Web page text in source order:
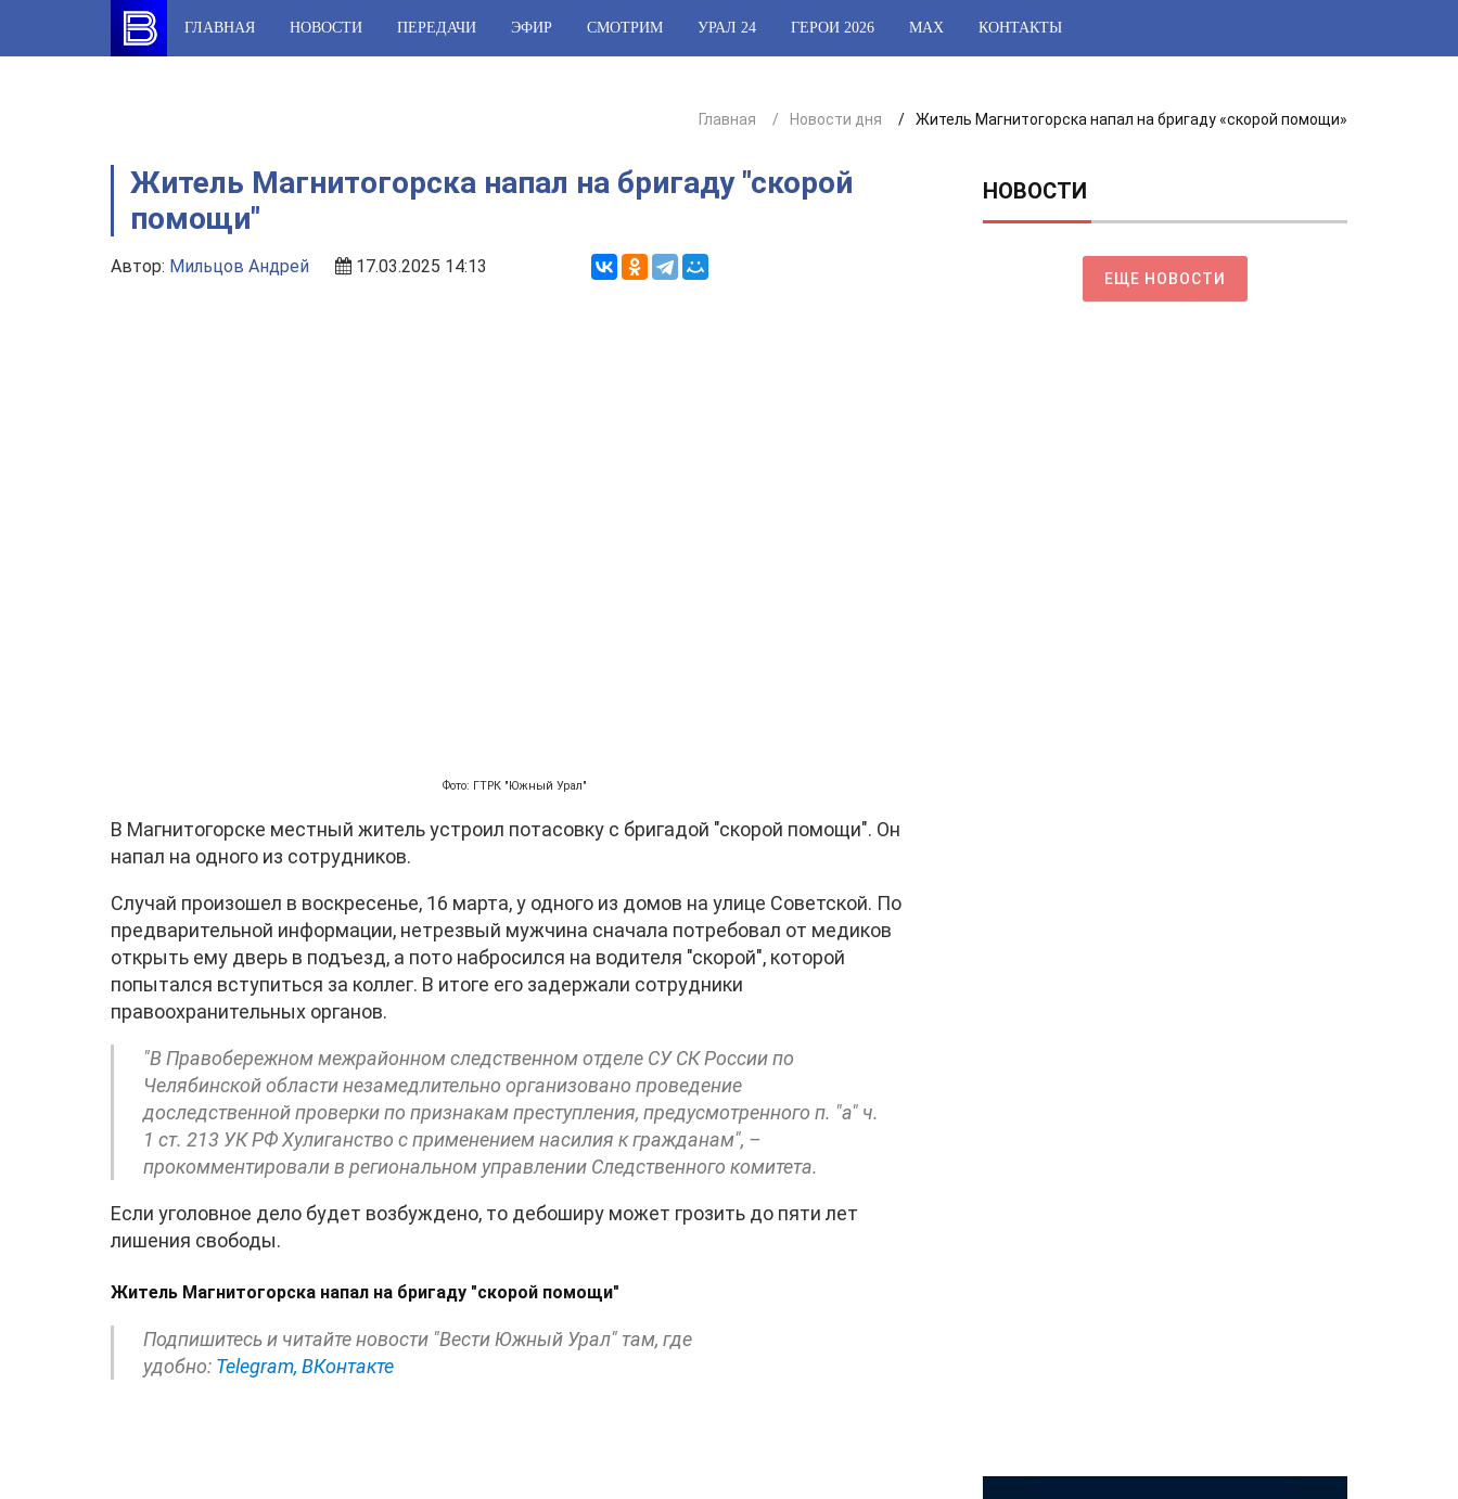
content
ГЛАВНАЯ НОВОСТИ ПЕРЕДАЧИ ЭФИР СМОТРИМ УРАЛ 24 ГЕРОИ 2026 МАХ КОНТАКТЫ
Главная Новости дня Житель Магнитогорска напал на бригаду «скорой помощи»
Житель Магнитогорска напал на бригаду "скорой
помощи"
Автор: Мильцов Андрей 17.03.2025 14:13
Фото: ГТРК "Южный Урал"
В Магнитогорске местный житель устроил потасовку с бригадой "скорой помощи". Он
напал на одного из сотрудников.
Случай произошел в воскресенье, 16 марта, у одного из домов на улице Советской. По
предварительной информации, нетрезвый мужчина сначала потребовал от медиков
открыть ему дверь в подъезд, а пото набросился на водителя "скорой", которой
попытался вступиться за коллег. В итоге его задержали сотрудники
правоохранительных органов.
"В Правобережном межрайонном следственном отделе СУ СК России по
Челябинской области незамедлительно организовано проведение
доследственной проверки по признакам преступления, предусмотренного п. "а" ч.
1 ст. 213 УК РФ Хулиганство с применением насилия к гражданам", –
прокомментировали в региональном управлении Следственного комитета.
Если уголовное дело будет возбуждено, то дебоширу может грозить до пяти лет
лишения свободы.
Житель Магнитогорска напал на бригаду "скорой помощи"
Подпишитесь и читайте новости "Вести Южный Урал" там, где
удобно: Telegram, ВКонтакте
НОВОСТИ
ЕЩЕ НОВОСТИ